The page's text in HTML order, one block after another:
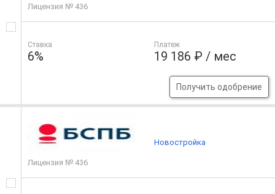
Лицензия № 436
Ставка
6%
Платеж
19 186 ₽ / мес
Получить одобрение
Лицензия № 436
Новостройка